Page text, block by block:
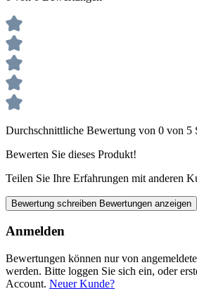
Durchschnittliche Bewertung von 0 von 5
Bewerten Sie dieses Produkt!
Teilen Sie Ihre Erfahrungen mit anderen
Bewertung schreiben Bewertungen anzeigen
Anmelden
Bewertungen können nur von
werden. Bitte loggen Sie sich ein, oder
Account. Neuer Kunde?